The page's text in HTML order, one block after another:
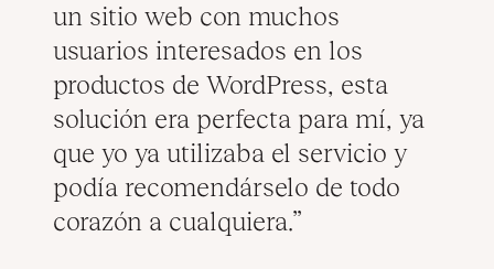
un sitio web con muchos
usuarios interesados en los
productos de WordPress, esta
solución era perfecta para mí, ya
que yo ya utilizaba el servicio y
podía recomendárselo de todo
corazón a cualquiera.